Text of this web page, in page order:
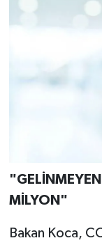
MİLYON"
Bakan Koca,